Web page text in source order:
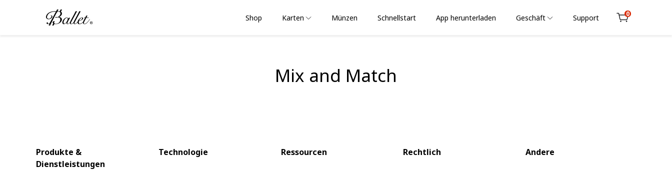
Shop Karten Münzen Schnellstart App herunterladen Geschäft Support 0
Mix and Match
Produkte &
Dienstleistungen
Technologie Ressourcen Rechtlich Andere